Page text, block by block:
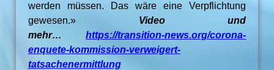
werden müssen. Das wäre eine Verpflichtung
gewesen.» Video und
mehr…https://transition-news.org/corona-
enquete-kommission-verweigert-
tatsachenermittlung